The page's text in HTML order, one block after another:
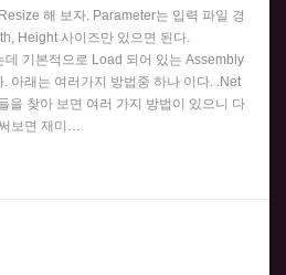
해 보자. Parameter는 입력 파일 경
Height 사이즈만 있으면 된다.
기본적으로 Load 되어 있는 Assembly
아래는 여러가지 방법중 하나 이다. .Net
을 찾아 보면 여러 가지 방법이 있으니 다
보면 재미…